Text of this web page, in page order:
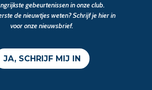
gebeurtenissen in onze club.
de nieuwtjes weten? Schrijf je hier in
voor onze nieuwsbrief.
JA, SCHRIJF MIJ IN